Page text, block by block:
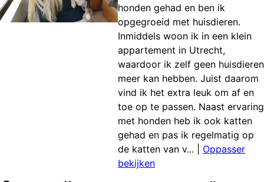
honden gehad en ben ik
opgegroeid met huisdieren.
Inmiddels woon ik in een klein
appartement in Utrecht,
waardoor ik zelf geen huisdieren
meer kan hebben. Juist daarom
vind ik het extra leuk om af en
toe op te passen. Naast ervaring
met honden heb ik ook katten
gehad en pas ik regelmatig op
de katten van v...
Oppasser
bekijken